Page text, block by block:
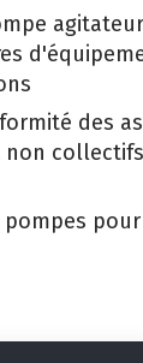
des